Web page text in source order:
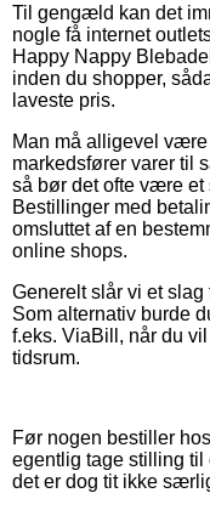
Til gengæld kan det
nogle få internet
Happy Nappy
inden du shopper,
laveste pris.
Man må alligevel
markedsfører varer til
så bør det ofte være
Bestillinger med
omsluttet af en
online shops.
Generelt slår vi et
Som alternativ burde
f.eks. ViaBill, når du
tidsrum.
Før nogen bestiller
egentlig tage stilling til
det er dog tit ikke